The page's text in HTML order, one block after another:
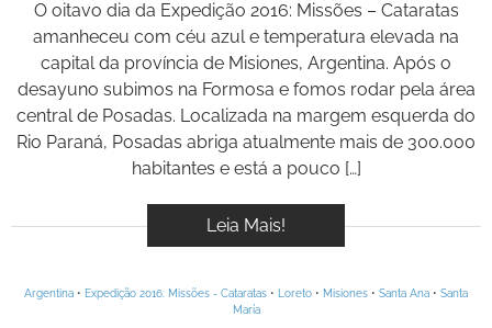
O oitavo dia da Expedição 2016: Missões – Cataratas
amanheceu com céu azul e temperatura elevada na
capital da província de Misiones, Argentina. Após o
desayuno subimos na Formosa e fomos rodar pela área
central de Posadas. Localizada na margem esquerda do
Rio Paraná, Posadas abriga atualmente mais de 300.000
habitantes e está a pouco […]
Leia Mais!
Argentina • Expedição 2016: Missões - Cataratas • Loreto • Misiones • Santa Ana • Santa
María